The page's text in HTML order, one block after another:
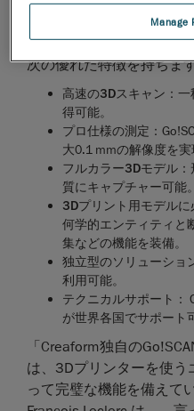
Go!SCAN 3Dスキャナー
次の優れた特徴を持ちま
高速の3Dスキャン ：
得可能。
プロ仕様の測定 ：
大0.1 mmの解像度を実
フルカラー3Dモデル
質にキャプチャー可能。
3Dプリント用モデル
何学的エンティテ
集などの機能を装備。
独立型のソリューショ
利用可能。
テクニカルサポート
が世界各国でサポート
「Creaform独自の
は、3Dプリンターを使う
って完璧な機能を備えて
Manage